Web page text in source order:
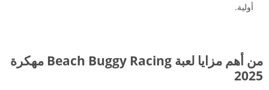
أولية.
من أهم مزايا لعبة Beach Buggy Racing مهكرة
2025